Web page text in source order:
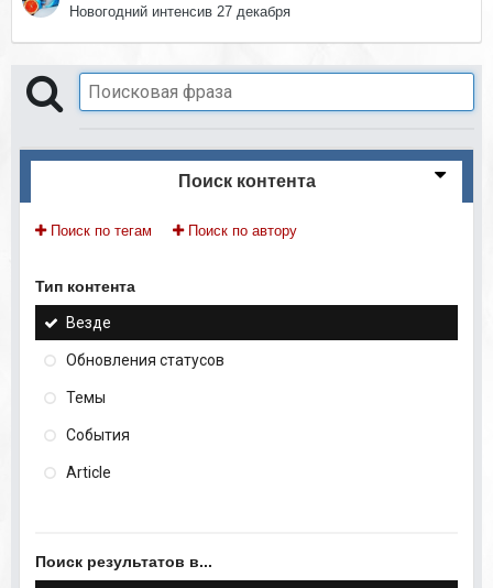
Новогодний интенсив 27 декабря
Поиск контента
Поиск по тегам Поиск по автору
Тип контента
Везде
Обновления статусов
Темы
События
Article
Поиск результатов в...